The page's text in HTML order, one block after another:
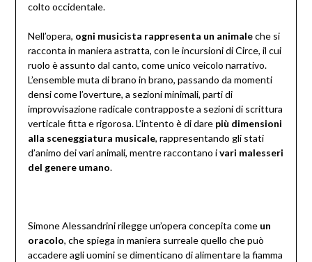
colto occidentale.
Nell’opera, ogni musicista rappresenta un animaleche si
racconta in maniera astratta, con le incursioni di Circe, il cui
ruolo è assunto dal canto, come unico veicolo narrativo.
L’ensemble muta di brano in brano, passando da momenti
densi come l’overture, a sezioni minimali, parti di
improvvisazione radicale contrapposte a sezioni di scrittura
verticale fitta e rigorosa. L’intento è di dare più dimensioni
alla sceneggiatura musicale, rappresentando gli stati
d’animo dei vari animali, mentre raccontano ivari malesseri
del genere umano.
Simone Alessandrini rilegge un’opera concepita come un
oracolo, che spiega in maniera surreale quello che può
accadere agli uomini se dimenticano di alimentare la fiamma